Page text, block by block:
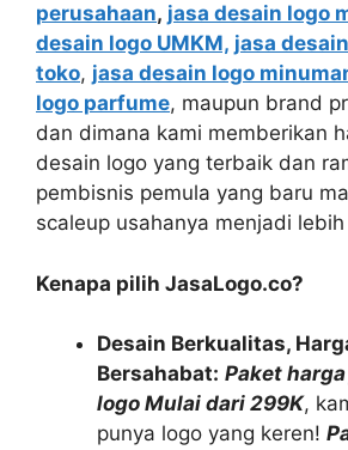
perusahaan, jasa desain logo
desain logo UMKM, jasa
toko, jasa desain logo
logo parfume, maupun brand
dan dimana kami memberikan
desain logo yang terbaik dan
pembisnis pemula yang baru
scaleup usahanya menjadi
Kenapa pilih JasaLogo.co?
Desain Berkualitas,
Bersahabat: Paket
logo Mulai dari 299K,
punya logo yang keren!